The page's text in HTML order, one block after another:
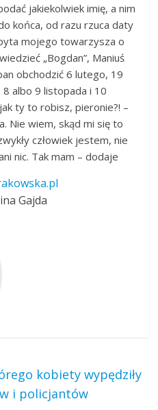
jakiekolwiek imię, a nim
końca, od razu rzuca daty
mojego towarzysza o
„Bogdan”, Maniuś
obchodzić 6 lutego, 19
albo 9 listopada i 10
ty to robisz, pieronie?! –
Nie wiem, skąd mi się to
człowiek jestem, nie
nic. Tak mam – dodaje
Gajda
kobiety wypędziły
i policjantów